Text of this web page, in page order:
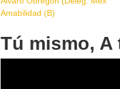
Amabilidad (B)
Tú mismo, A